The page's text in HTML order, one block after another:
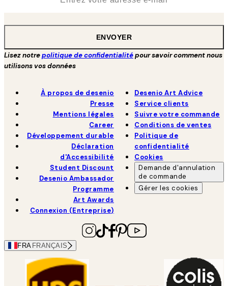
ENVOYER
Lisez notrepolitique de confidentialitépour savoir comment nous
utilisons vos données
À propos de desenio
Presse
Mentions légales
Career
Développement durable
Déclaration
d'Accessibilité
Student Discount
Desenio Ambassador
Programme
Art Awards
Connexion (Entreprise)
Desenio Art Advice
Service clients
Suivre votre commande
Conditions de ventes
Politique de
confidentialité
Cookies
Demande d'annulation
de commande
Gérer les cookies
FRA FRANÇAIS